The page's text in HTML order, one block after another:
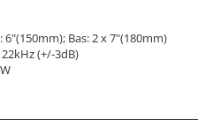
Bas: 2 x 7"(180mm)
(+/-3dB)